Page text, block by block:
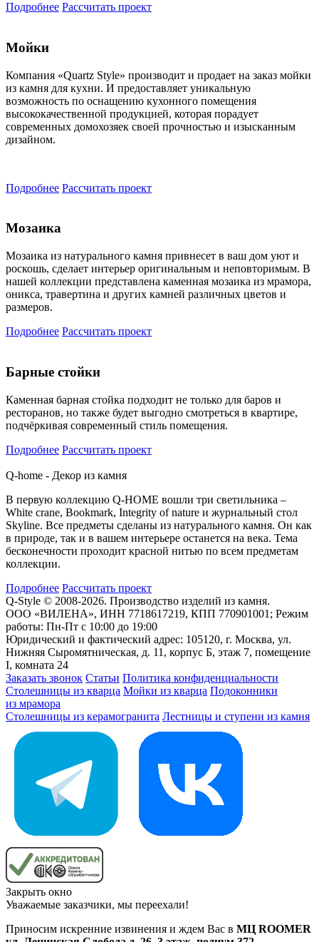
Подробнее Рассчитать проект
Мойки
Компания «Quartz Style» производит и продает на заказ мойки
из камня для кухни. И предоставляет уникальную
возможность по оснащению кухонного помещения
высококачественной продукцией, которая порадует
современных домохозяек своей прочностью и изысканным
дизайном.
Подробнее Рассчитать проект
Мозаика
Мозаика из натурального камня привнесет в ваш дом уют и
роскошь, сделает интерьер оригинальным и неповторимым. В
нашей коллекции представлена каменная мозаика из мрамора,
оникса, травертина и других камней различных цветов и
размеров.
Подробнее Рассчитать проект
Барные стойки
Каменная барная стойка подходит не только для баров и
ресторанов, но также будет выгодно смотреться в квартире,
подчёркивая современный стиль помещения.
Подробнее Рассчитать проект
Q-home - Декор из камня
В первую коллекцию Q-HOME вошли три светильника –
White crane, Bookmark, Integrity of nature и журнальный стол
Skyline. Все предметы сделаны из натурального камня. Он как
в природе, так и в вашем интерьере останется на века. Тема
бесконечности проходит красной нитью по всем предметам
коллекции.
Подробнее Рассчитать проект
Q-Style © 2008-2026. Производство изделий из камня.
ООО «ВИЛЕНА», ИНН 7718617219, КПП 770901001; Режим
работы: Пн-Пт с 10:00 до 19:00
Юридический и фактический адрес: 105120, г. Москва, ул.
Нижняя Сыромятническая, д. 11, корпус Б, этаж 7, помещение
I, комната 24
Заказать звонок Статьи Политика конфиденциальности
Столешницы из кварца Мойки из кварца Подоконники
из мрамора
Столешницы из керамогранита Лестницы и ступени из камня
Закрыть окно
Уважаемые заказчики, мы переехали!
Приносим искренние извинения и ждем Вас в МЦ ROOMER